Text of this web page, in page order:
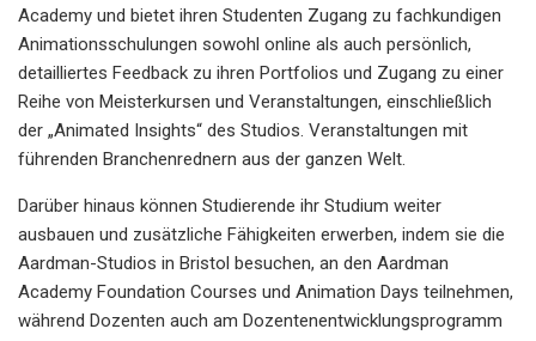
Academy und bietet ihren Studenten Zugang zu fachkundigen
Animationsschulungen sowohl online als auch persönlich,
detailliertes Feedback zu ihren Portfolios und Zugang zu einer
Reihe von Meisterkursen und Veranstaltungen, einschließlich
der „Animated Insights“ des Studios. Veranstaltungen mit
führenden Branchenrednern aus der ganzen Welt.
Darüber hinaus können Studierende ihr Studium weiter
ausbauen und zusätzliche Fähigkeiten erwerben, indem sie die
Aardman-Studios in Bristol besuchen, an den Aardman
Academy Foundation Courses und Animation Days teilnehmen,
während Dozenten auch am Dozentenentwicklungsprogramm